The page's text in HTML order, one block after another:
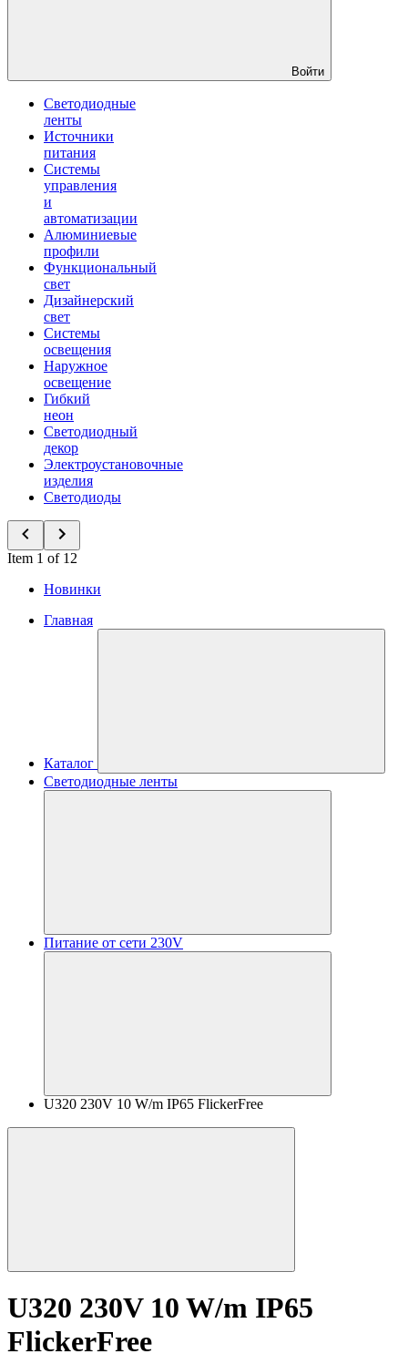
Войти
Светодиодные
ленты
Источники
питания
Системы
управления
и
автоматизации
Алюминиевые
профили
Функциональный
свет
Дизайнерский
свет
Системы
освещения
Наружное
освещение
Гибкий
неон
Светодиодный
декор
Электроустановочные
изделия
Светодиоды
Item 1 of 12
Новинки
Главная
Каталог
Светодиодные ленты
Питание от сети 230V
U320 230V 10 W/m IP65 FlickerFree
U320 230V 10 W/m IP65
FlickerFree